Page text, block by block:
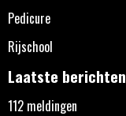
Pedicure
Rijschool
Laatste berichten
112 meldingen